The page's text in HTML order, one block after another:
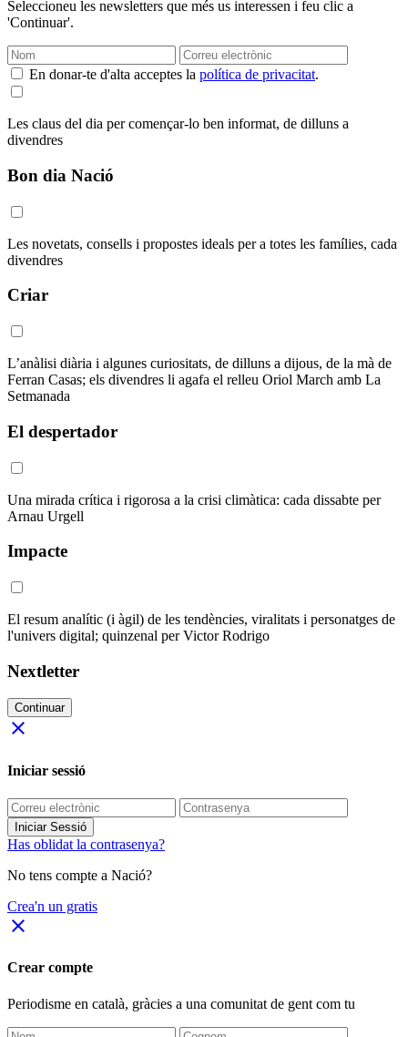
Seleccioneu les newsletters que més us interessen i feu clic a
'Continuar'.
En donar-te d'alta acceptes la política de privacitat.
Les claus del dia per començar-lo ben informat, de dilluns a
divendres
Bon dia Nació
Les novetats, consells i propostes ideals per a totes les famílies, cada
divendres
Criar
L’anàlisi diària i algunes curiositats, de dilluns a dijous, de la mà de
Ferran Casas; els divendres li agafa el relleu Oriol March amb La
Setmanada
El despertador
Una mirada crítica i rigorosa a la crisi climàtica: cada dissabte per
Arnau Urgell
Impacte
El resum analític (i àgil) de les tendències, viralitats i personatges de
l'univers digital; quinzenal per Victor Rodrigo
Nextletter
Continuar
close
Iniciar sessió
Iniciar Sessió
Has oblidat la contrasenya?
No tens compte a Nació?
Crea'n un gratis
close
Crear compte
Periodisme en català, gràcies a una comunitat de gent com tu